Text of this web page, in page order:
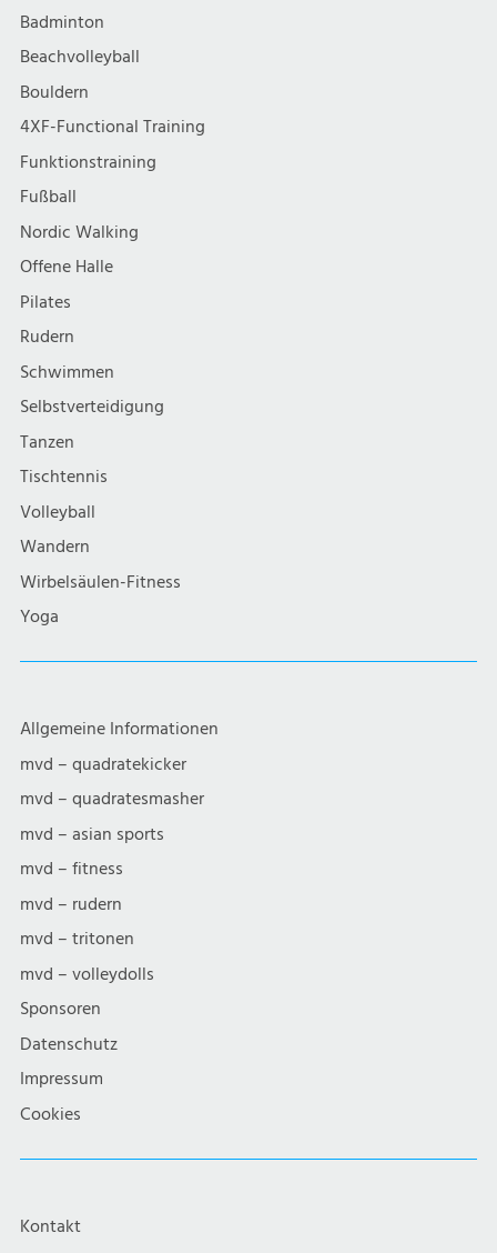
Badminton
Beachvolleyball
Bouldern
4XF-Functional Training
Funktionstraining
Fußball
Nordic Walking
Offene Halle
Pilates
Rudern
Schwimmen
Selbstverteidigung
Tanzen
Tischtennis
Volleyball
Wandern
Wirbelsäulen-Fitness
Yoga
Allgemeine Informationen
mvd – quadratekicker
mvd – quadratesmasher
mvd – asian sports
mvd – fitness
mvd – rudern
mvd – tritonen
mvd – volleydolls
Sponsoren
Datenschutz
Impressum
Cookies
Kontakt